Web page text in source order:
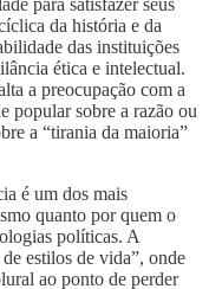
da história e da
das instituições
ética e intelectual.
a preocupação com a
popular sobre a razão ou
a “tirania da maioria”
é um dos mais
quanto por quem o
políticas. A
estilos de vida”, onde
ao ponto de perder